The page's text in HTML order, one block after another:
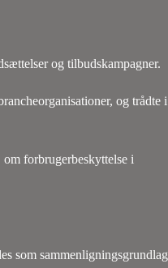
og tilbudskampagner.
og trådte i
forbrugerbeskyttelse i
som sammenligningsgrundlag